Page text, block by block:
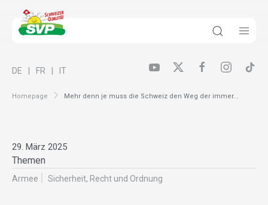
Homepage Mehr denn je muss die Schweiz den Weg der immer...
DE FR IT
29. März 2025
Themen
Armee Sicherheit, Recht und Ordnung